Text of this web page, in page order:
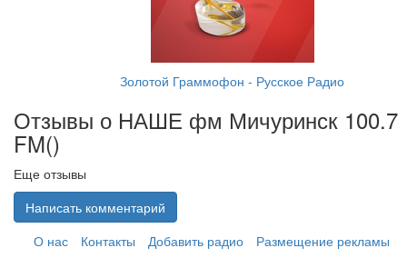
Золотой Граммофон - Русское Радио
Отзывы о НАШЕ фм Мичуринск 100.7
FM()
Еще отзывы
Написать комментарий
О нас
Контакты Добавить радио
Размещение рекламы